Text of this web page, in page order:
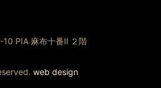
PIA 麻布十番Ⅱ ２階
web design